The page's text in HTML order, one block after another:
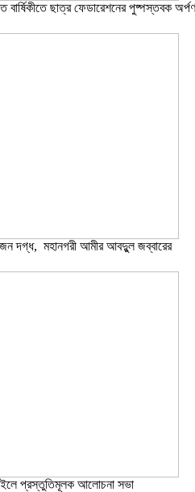
বার্ষিকীতে ছাত্র ফেডারেশনের পুষ্পস্তবক অর্পণ
জন দগ্ধ, মহানগরী আমীর আবদুুল জব্বারের
প্রস্তুতিমূলক আলোচনা সভা